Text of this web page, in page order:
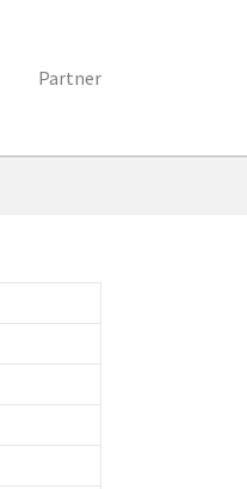
Partner